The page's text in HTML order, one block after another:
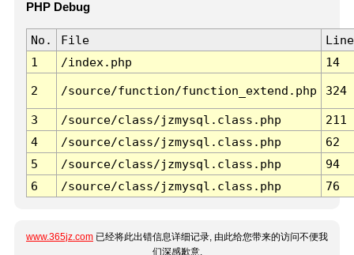
PHP Debug
No. File
Line
1
/index.php 14
2 /source/function/function_extend.php 324
3 /source/class/jzmysql.class.php
211
4
/source/class/jzmysql.class.php
62
5
/source/class/jzmysql.class.php
94
6
/source/class/jzmysql.class.php 76
www.365jz.com 已经将此出错信息详细记录, 由此给您带来的访问不便我
们深感歉意.